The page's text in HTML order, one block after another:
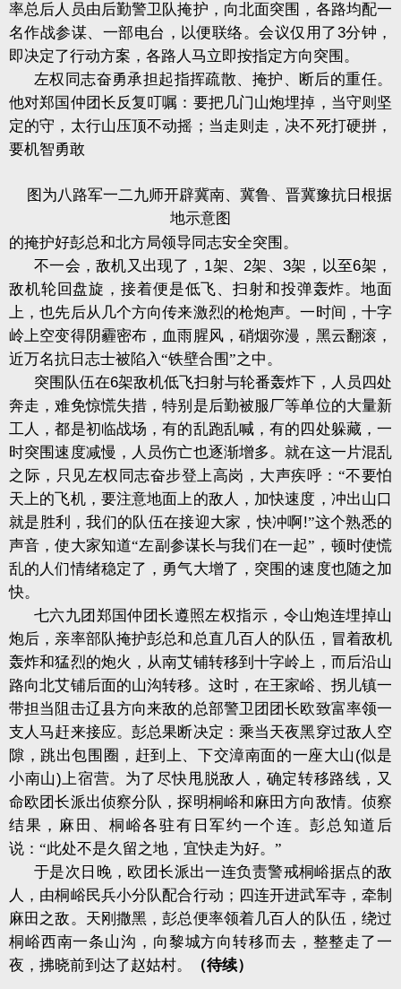
率总后人员由后勤警卫队掩护，向北面突围，各路均配一
名作战参谋、一部电台，以便联络。会议仅用了3分钟，
即决定了行动方案，各路人马立即按指定方向突围。
左权同志奋勇承担起指挥疏散、掩护、断后的重任。
他对郑国仲团长反复叮嘱：要把几门山炮埋掉，当守则坚
定的守，太行山压顶不动摇；当走则走，决不死打硬拼，
要机智勇敢
图为八路军一二九师开辟冀南、冀鲁、晋冀豫抗日根据
地示意图
的掩护好彭总和北方局领导同志安全突围。
不一会，敌机又出现了， 1架、2架、 3架，以至6架，
敌机轮回盘旋，接着便是低飞、扫射和投弹轰炸。地面
上，也先后从几个方向传来激烈的枪炮声。一时间，十字
岭上空变得阴霾密布，血雨腥风，硝烟弥漫，黑云翻滚，
近万名抗日志士被陷入“铁壁合围”之中。
突围队伍在6架敌机低飞扫射与轮番轰炸下，人员四处
奔走，难免惊慌失措，特别是后勤被服厂等单位的大量新
工人，都是初临战场，有的乱跑乱喊，有的四处躲藏，一
时突围速度减慢，人员伤亡也逐渐增多。就在这一片混乱
之际，只见左权同志奋步登上高岗，大声疾呼：“不要怕
天上的飞机，要注意地面上的敌人，加快速度，冲出山口
就是胜利，我们的队伍在接迎大家，快冲啊!”这个熟悉的
声音，使大家知道“左副参谋长与我们在一起”，顿时使慌
乱的人们情绪稳定了，勇气大增了，突围的速度也随之加
快。
七六九团郑国仲团长遵照左权指示，令山炮连埋掉山
炮后，亲率部队掩护彭总和总直几百人的队伍，冒着敌机
轰炸和猛烈的炮火，从南艾铺转移到十字岭上，而后沿山
路向北艾铺后面的山沟转移。这时，在王家峪、拐儿镇一
带担当阻击辽县方向来敌的总部警卫团团长欧致富率领一
支人马赶来接应。彭总果断决定：乘当天夜黑穿过敌人空
隙，跳出包围圈，赶到上、下交漳南面的一座大山 (似是
小南山)上宿营。为了尽快甩脱敌人，确定转移路线，又
命欧团长派出侦察分队，探明桐峪和麻田方向敌情。侦察
结果，麻田、桐峪各驻有日军约一个连。彭总知道后
说：“此处不是久留之地，宜快走为好。”
于是次日晚，欧团长派出一连负责警戒桐峪据点的敌
人，由桐峪民兵小分队配合行动；四连开进武军寺，牵制
麻田之敌。天刚撒黑，彭总便率领着几百人的队伍，绕过
桐峪西南一条山沟，向黎城方向转移而去，整整走了一
夜，拂晓前到达了赵姑村。
（待续）